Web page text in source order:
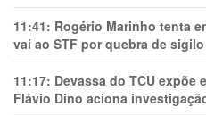
11:41: Rogério Marinho tenta
vai ao STF por quebra de
11:17: Devassa do TCU expõe
Flávio Dino aciona